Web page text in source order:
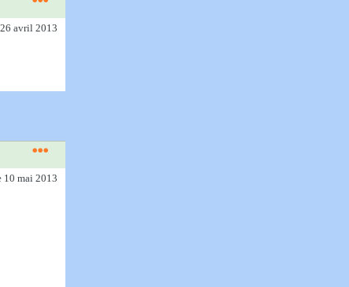
avril 2013
10 mai 2013